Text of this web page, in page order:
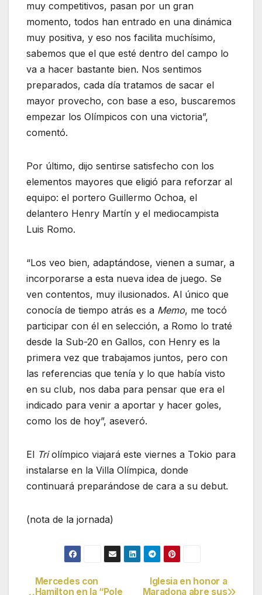
muy competitivos, pasan por un gran
momento, todos han entrado en una dinámica
muy positiva, y eso nos facilita muchísimo,
sabemos que el que esté dentro del campo lo
va a hacer bastante bien. Nos sentimos
preparados, cada día tratamos de sacar el
mayor provecho, con base a eso, buscaremos
empezar los Olímpicos con una victoria”,
comentó.
Por último, dijo sentirse satisfecho con los
elementos mayores que eligió para reforzar al
equipo: el portero Guillermo Ochoa, el
delantero Henry Martín y el mediocampista
Luis Romo.
“Los veo bien, adaptándose, vienen a sumar, a
incorporarse a esta nueva idea de juego. Se
ven contentos, muy ilusionados. Al único que
conocía de tiempo atrás es a Memo, me tocó
participar con él en selección, a Romo lo traté
desde la Sub-20 en Gallos, con Henry es la
primera vez que trabajamos juntos, pero con
las referencias que tenía y lo que había visto
en su club, nos daba para pensar que era el
indicado para venir a aportar y hacer goles,
como los de hoy”, aseveró.
El Triolímpico viajará este viernes a Tokio para
instalarse en la Villa Olímpica, donde
continuará preparándose de cara a su debut.
(nota de la jornada)
Navegación
Iglesia en honor a
Maradona abre sus
Mercedes con
Hamilton en la “Pole